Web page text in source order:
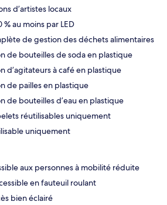
d’artistes locaux
% au moins par LED
de gestion des déchets alimentaires
de bouteilles de soda en plastique
d’agitateurs à café en plastique
de pailles en plastique
de bouteilles d’eau en plastique
réutilisables uniquement
uniquement
aux personnes à mobilité réduite
en fauteuil roulant
bien éclairé